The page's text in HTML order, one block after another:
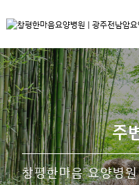
주
창평한마음 요양병